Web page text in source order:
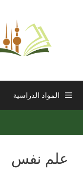
المواد الدراسية
علم نفس